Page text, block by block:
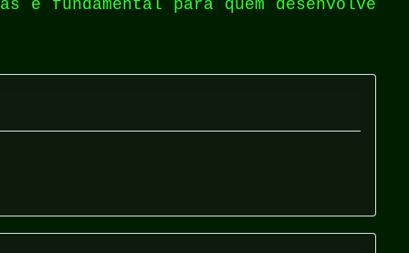
é fundamental para quem desenvolve